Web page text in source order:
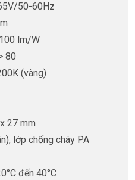
50-60Hz
lm/W
80
(vàng)
27 mm
lớp chống cháy PA
đến 40°C